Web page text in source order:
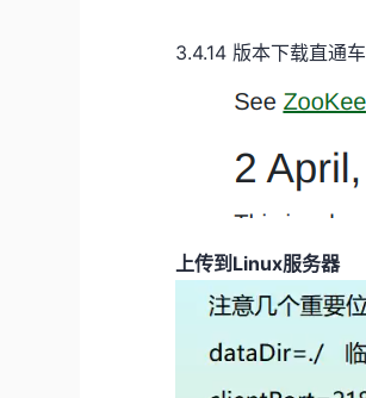
3.4.14 版本下载直
上传到Linux服务器